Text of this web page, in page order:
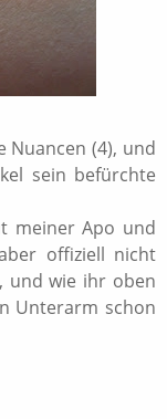
Nuancen (4), und
sein befürchte
meiner Apo und
offiziell nicht
und wie ihr oben
Unterarm schon